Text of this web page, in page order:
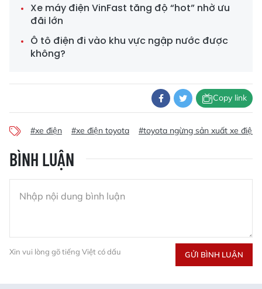
Xe máy điện VinFast tăng độ “hot” nhờ ưu
đãi lớn
Ô tô điện đi vào khu vực ngập nước được
không?
Copy link
#xe điện #xe điện toyota #toyota ngừng sản xuất xe điện
BÌNH LUẬN
Xin vui lòng gõ tiếng Việt có dấu GỬI BÌNH LUẬN